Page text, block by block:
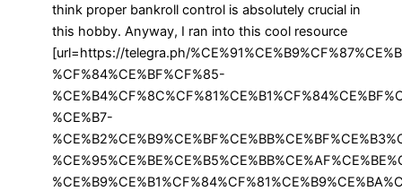
think proper bankroll control is absolutely crucial in
this hobby. Anyway, I ran into this cool resource
[url=https://telegra.ph/
%CF%84%CE%BF%CF%85-
%CE%B7-